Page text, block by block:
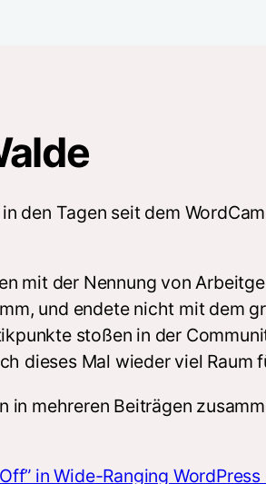
den Tagen seit dem
mit der Nennung von
und endete nicht mit dem
stoßen in der
dieses Mal wieder viel Raum
mehreren Beiträgen
in Wide-Ranging